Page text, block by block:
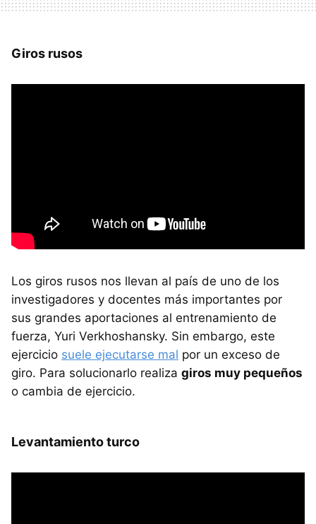
Giros rusos
Los giros rusos nos llevan al país de uno de los
investigadores y docentes más importantes por
sus grandes aportaciones al entrenamiento de
fuerza, Yuri Verkhoshansky. Sin embargo, este
ejercicio suele ejecutarse mal por un exceso de
giro. Para solucionarlo realiza giros muy pequeños
o cambia de ejercicio.
Levantamiento turco